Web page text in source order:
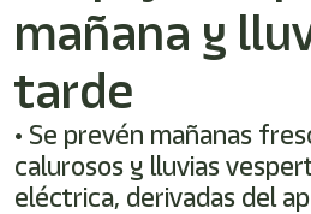
de
pantalla
para
ayudarle
navegar
interactuar
mañana y
tarde
• Se prevén mañanas
calurosos y lluvias
eléctrica, derivadas del